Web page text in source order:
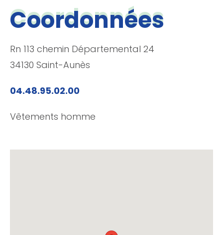
Coordonnées
Rn 113 chemin Départemental 24
34130 Saint-Aunès
04.48.95.02.00
Vêtements homme